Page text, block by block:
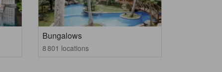
Bungalows
8 801 locations